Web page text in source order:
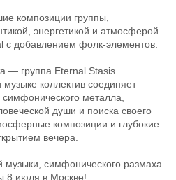
композиции группы,
энергетикой и атмосферой
с добавлением фолк-элементов.
— группа Eternal Stasis
коллектив соединяет
металла,
души и поиска своего
композиции и глубокие
вечера.
музыки, симфонического размаха
8 июля в Москве!